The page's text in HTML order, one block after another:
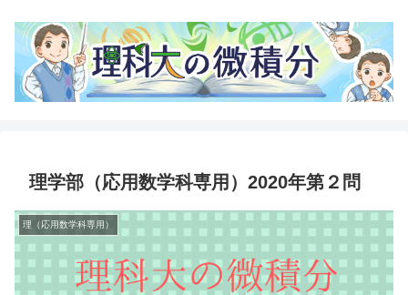
理学部（応用数学科専用）2020年第２問
理（応用数学科専用）